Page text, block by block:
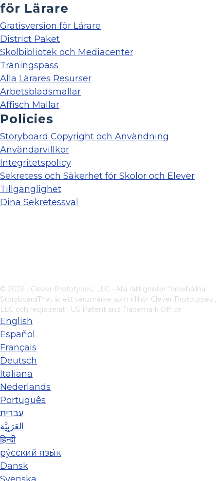
för Lärare
Gratisversion för Lärare
District Paket
Skolbibliotek och Mediacenter
Träningspass
Alla Lärares Resurser
Arbetsbladsmallar
Affisch Mallar
Policies
Storyboard Copyright och Användning
Användarvillkor
Integritetspolicy
Sekretess och Säkerhet för Skolor och Elever
Tillgänglighet
Dina Sekretessval
© 2026 - Clever Prototypes, LLC - Alla rättigheter förbehållna.
StoryboardThat är ett varumärke som tillhör Clever Prototypes ,
LLC och registrerat i US Patent and Trademark Office
English
Español
Français
Deutsch
Italiana
Nederlands
Português
עברית
العَرَبِيَّة
हिन्दी
ру́сский язы́к
Dansk
Svenska